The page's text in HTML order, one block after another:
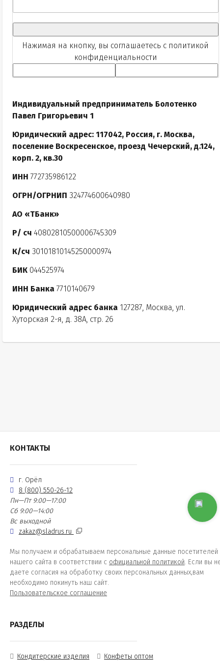
Нажимая на кнопку, вы соглашаетесь с политикой
конфиденциальности
Индивидуальный предприниматель Болотенко
Павел Григорьевич 1
Юридический адрес: 117042, Россия, г. Москва,
поселение Воскресенское, проезд Чечерский, д.124,
корп. 2, кв.30
ИНН 772735986122
ОГРН/ОГРНИП 324774600640980
АО «ТБанк»
Р/ сч 40802810500006745309
К/сч 30101810145250000974
БИК 044525974
ИНН Банка 7710140679
Юридический адрес банка 127287, Москва, ул.
Хуторская 2-я, д. 38А, стр. 26
КОНТАКТЫ
г. Орёл
8 (800) 550-26-12
Пн—Пт 9:00—17:00
Сб 9:00—14:00
Вс выходной
zakaz@sladrus.ru
Мы получаем и обрабатываем персональные данные посетителей
нашего сайта в соответствии с официальной политикой. Если вы
даете согласия на обработку своих персональных данных,вам
необходимо покинуть наш сайт.
Пользовательское соглашение
РАЗДЕЛЫ
Кондитерские изделия Конфеты оптом